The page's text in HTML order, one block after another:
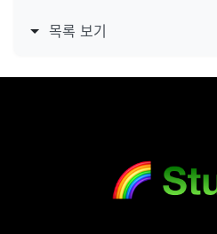
목록 보기